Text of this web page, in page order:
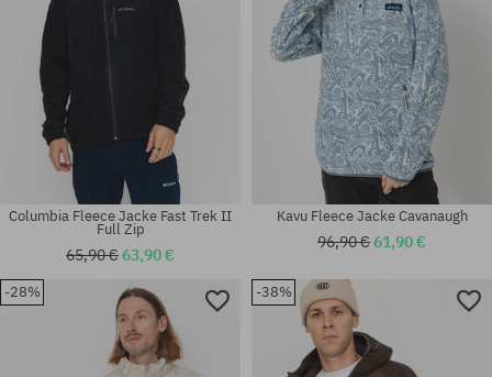
Verfügbare Größen:
Verfügbare Größen:
Columbia Fleece Jacke Fast Trek II
Full Zip
65,90 €63,90 €
Kavu Fleece Jacke Cavanaugh
96,90 €61,90 €
-28% -38%